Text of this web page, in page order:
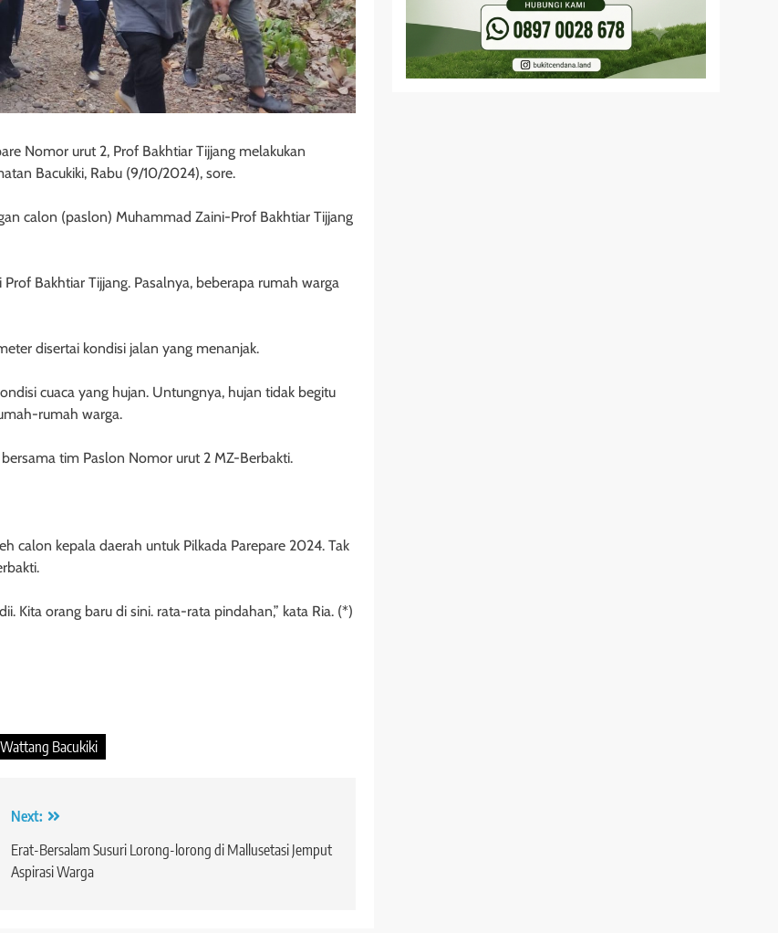
Nomor urut 2, Prof Bakhtiar Tijjang melakukan
Bacukiki, Rabu (9/10/2024), sore.
calon (paslon) Muhammad Zaini-Prof Bakhtiar Tijjang
Bakhtiar Tijjang. Pasalnya, beberapa rumah warga
disertai kondisi jalan yang menanjak.
cuaca yang hujan. Untungnya, hujan tidak begitu
rumah warga.
tim Paslon Nomor urut 2 MZ-Berbakti.
calon kepala daerah untuk Pilkada Parepare 2024. Tak
Kita orang baru di sini. rata-rata pindahan,” kata Ria. (*)
Wattang Bacukiki
Next:
Erat-Bersalam Susuri Lorong-lorong di Mallusetasi Jemput
Aspirasi Warga